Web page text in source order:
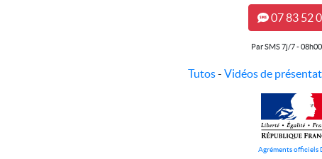
07 83 52
Par SMS 7j/7 -
Tutos- Vidéos de
Agréments officiels